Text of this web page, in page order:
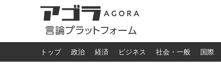
トップ 政治 経済 ビジネス 社会・一般 国際